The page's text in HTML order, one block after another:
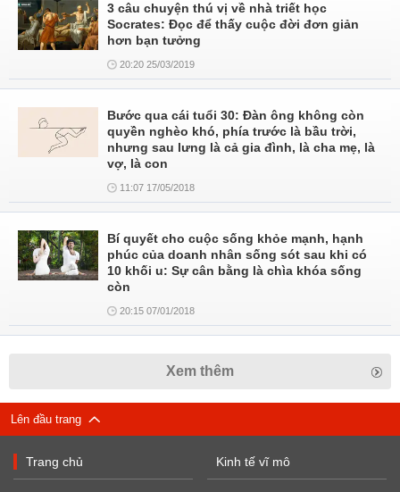
3 câu chuyện thú vị về nhà triết học
Socrates: Đọc để thấy cuộc đời đơn giản
hơn bạn tưởng
20:20 25/03/2019
Bước qua cái tuổi 30: Đàn ông không còn
quyền nghèo khó, phía trước là bầu trời,
nhưng sau lưng là cả gia đình, là cha mẹ, là
vợ, là con
11:07 17/05/2018
Bí quyết cho cuộc sống khỏe mạnh, hạnh
phúc của doanh nhân sống sót sau khi có
10 khối u: Sự cân bằng là chìa khóa sống
còn
20:15 07/01/2018
Xem thêm
Lên đầu trang
Trang chủ Kinh tế vĩ mô